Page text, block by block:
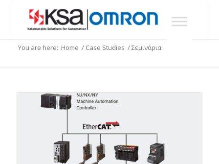
You are here: Home / Case Studies /Σεμινάρια